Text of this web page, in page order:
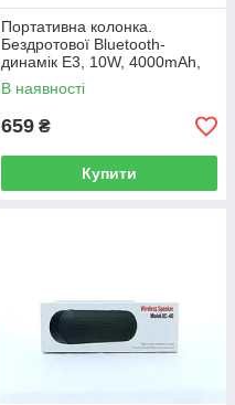
Портативна колонка.
Бездротової Bluetooth-
динамік E3, 10W, 4000mAh,
дистанція 10м, Black, Corton
BOX
В наявності
659 ₴
Купити